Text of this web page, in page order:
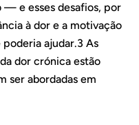
— e esses desafios, por
à dor e a motivação
ajudar.3 As
dor crónica estão
ser abordadas em